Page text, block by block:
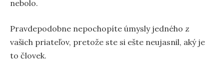
nebolo.
Pravdepodobne nepochopíte úmysly jedného z
vašich priateľov, pretože ste si ešte neujasnil, aký je
to človek.